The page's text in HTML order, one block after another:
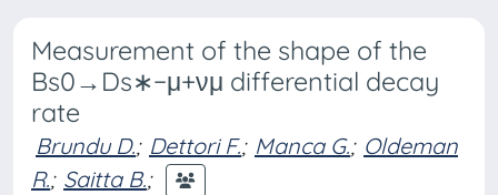
Measurement of the shape of the
Bs0→Ds∗−μ+νμ differential decay
rate
Brundu D.; Dettori F.; Manca G.; Oldeman
R.; Saitta B.;